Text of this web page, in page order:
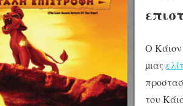
Ο Κάιον
µιας
του